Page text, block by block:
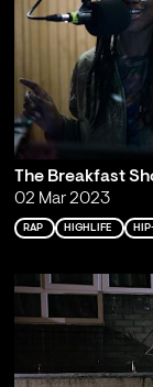
The Breakfast
02 Mar 2023
RAP HIGHLIFE